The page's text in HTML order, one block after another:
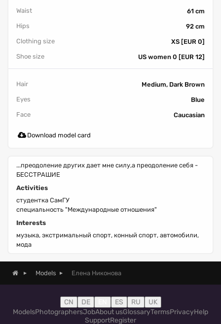
Waist
61 cm
Hips
92 cm
Clothing size
XS [EUR 0]
Shoe size
US women 0 [EUR 12]
Hair
Medium, Dark Brown
Eyes
Blue
Face
Caucasian
Download model card
...преодоление других дает мне силу,а преодоление себя -
БЕССТРАШИЕ
Activities
студентка СамГУ
специальность "Международные отношения"
Interests
музыка, экстримальный спорт, конный спорт, автомобили,
мода
Models Елена Никонова
CN DE ES RU
UK
ModelsPhotographersJobAbout usGlossaryTermsPrivacyHelp
SupportRegister